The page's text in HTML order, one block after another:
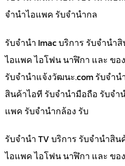
จำนำไอแพค รับจำนำกล
รับจำนำ Imac บริการ รับจำนำ
ไอแพค ไอโฟน นาฬิกา และ ขอ
รับจํานําแจ้งวัฒนะ.com รับจำน
สินค้าไอที รับจำนำมือถือ รับจำ
แพค รับจำนำกล้อง รับ
รับจำนำ TV บริการ รับจำนำสิ
ไอแพค ไอโฟน นาฬิกา และ ขอ